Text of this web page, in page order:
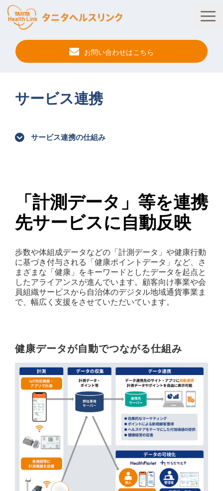
お問い合わせはこちら
法人・健保向けサービス
事例紹介
企業情報
サービス連携
サービス連携の仕組み
「計測データ」等を連携
先サービスに自動反映
歩数や体組成データなどの「計測データ」や健康行動
に基づき付与される「健康ポイントデータ」など、さ
まざまな「健康」をキーワードとしたデータを起点と
したアライアンスが進んでいます。顧客向け事業や会
員組織サービスから自治体のデジタル地域通貨事業ま
で、幅広く支援をさせていただいています。
健康データが自動でつながる仕組み